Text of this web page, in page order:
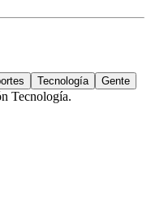
Tecnología Gente
Tecnología.